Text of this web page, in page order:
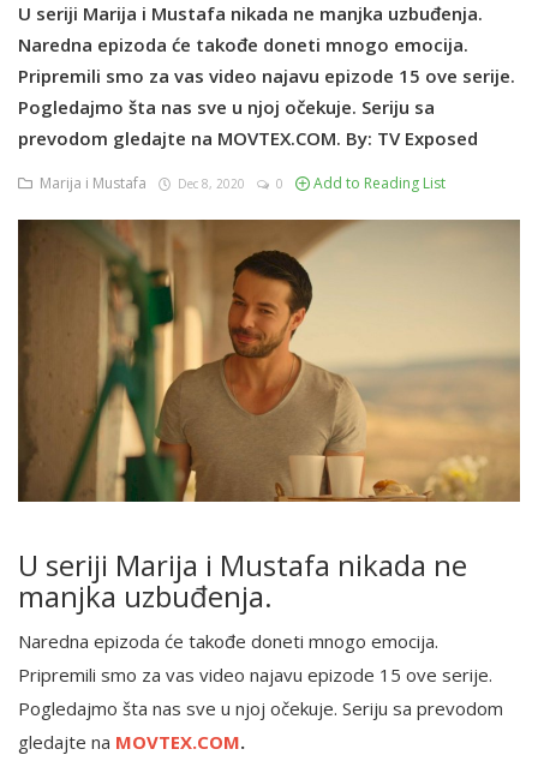
U seriji Marija i Mustafa nikada ne manjka uzbuđenja.
Naredna epizoda će takođe doneti mnogo emocija.
Pripremili smo za vas video najavu epizode 15 ove serije.
Pogledajmo šta nas sve u njoj očekuje. Seriju sa
prevodom gledajte na MOVTEX.COM. By: TV Exposed
Marija i Mustafa Dec 8, 2020 0 Add to Reading List
U seriji Marija i Mustafa nikada ne
manjka uzbuđenja.
Naredna epizoda će takođe doneti mnogo emocija.
Pripremili smo za vas video najavu epizode 15 ove serije.
Pogledajmo šta nas sve u njoj očekuje. Seriju sa prevodom
gledajte na MOVTEX.COM.